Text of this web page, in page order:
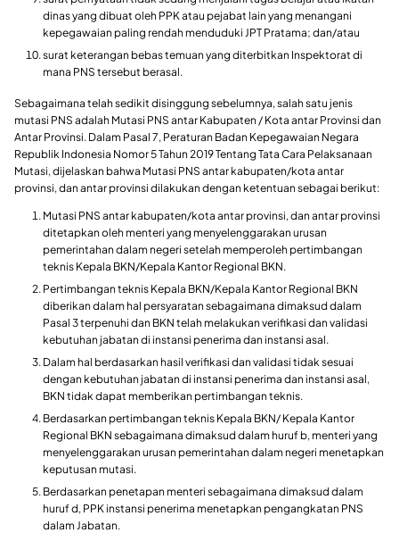
dinas yang dibuat oleh PPK atau pejabat lain yang menangani
kepegawaian paling rendah menduduki JPT Pratama; dan/atau
surat keterangan bebas temuan yang diterbitkan Inspektorat di
mana PNS tersebut berasal.
Sebagaimana telah sedikit disinggung sebelumnya, salah satu jenis
mutasi PNS adalah Mutasi PNS antar Kabupaten / Kota antar Provinsi dan
Antar Provinsi. Dalam Pasal 7, Peraturan Badan Kepegawaian Negara
Republik Indonesia Nomor 5 Tahun 2019 Tentang Tata Cara Pelaksanaan
Mutasi, dijelaskan bahwa Mutasi PNS antar kabupaten/kota antar
provinsi, dan antar provinsi dilakukan dengan ketentuan sebagai berikut:
Mutasi PNS antar kabupaten/kota antar provinsi, dan antar provinsi
ditetapkan oleh menteri yang menyelenggarakan urusan
pemerintahan dalam negeri setelah memperoleh pertimbangan
teknis Kepala BKN/Kepala Kantor Regional BKN.
Pertimbangan teknis Kepala BKN/Kepala Kantor Regional BKN
diberikan dalam hal persyaratan sebagaimana dimaksud dalam
Pasal 3 terpenuhi dan BKN telah melakukan verifikasi dan validasi
kebutuhan jabatan di instansi penerima dan instansi asal.
Dalam hal berdasarkan hasil verifikasi dan validasi tidak sesuai
dengan kebutuhan jabatan di instansi penerima dan instansi asal,
BKN tidak dapat memberikan pertimbangan teknis.
Berdasarkan pertimbangan teknis Kepala BKN/ Kepala Kantor
Regional BKN sebagaimana dimaksud dalam huruf b, menteri yang
menyelenggarakan urusan pemerintahan dalam negeri menetapkan
keputusan mutasi.
Berdasarkan penetapan menteri sebagaimana dimaksud dalam
huruf d, PPK instansi penerima menetapkan pengangkatan PNS
dalam Jabatan.